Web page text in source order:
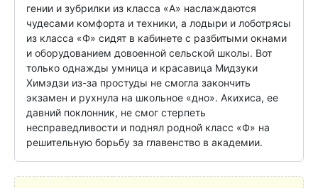
гении и зубрилки из класса «А» наслаждаются
чудесами комфорта и техники, а лодыри и лоботрясы
из класса «Ф» сидят в кабинете с разбитыми окнами
и оборудованием довоенной сельской школы. Вот
только однажды умница и красавица Мидзуки
Химэдзи из-за простуды не смогла закончить
экзамен и рухнула на школьное «дно». Акихиса, ее
давний поклонник, не смог стерпеть
несправедливости и поднял родной класс «Ф» на
решительную борьбу за главенство в академии.